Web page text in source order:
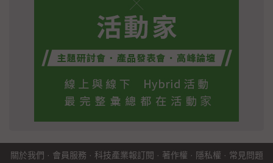
關於我們 · 會員服務 · 科技產業報訂閱 · 著作權 · 隱私權 · 常見問題